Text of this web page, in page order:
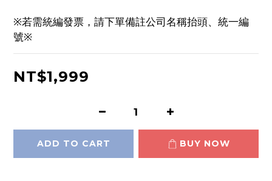
※若需統編發票，請下單備註公司名稱抬頭、統一編
號※
NT$1,999
ADD TO CART BUY NOW